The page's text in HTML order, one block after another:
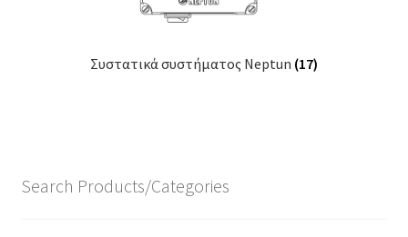
Συστατικά συστήματος Neptun (17)
Search Products/Categories